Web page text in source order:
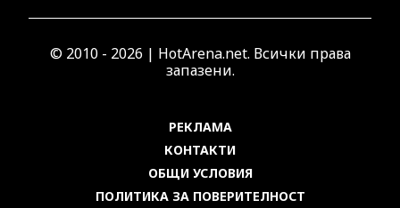
© 2010 - 2026 | HotArena.net. Всички права
запазени.
РЕКЛАМА
КОНТАКТИ
ОБЩИ УСЛОВИЯ
ПОЛИТИКА ЗА ПОВЕРИТЕЛНОСТ